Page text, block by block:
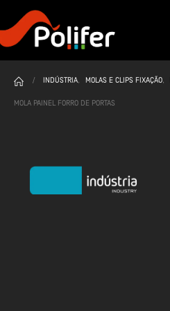
INDÚSTRIA, MOLAS E CLIPS FIXAÇÃO,
MOLA PAINEL FORRO DE PORTAS